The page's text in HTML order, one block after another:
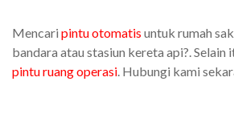
Mencari pintu otomatis untuk rumah
bandara atau stasiun kereta api?. Selain
pintu ruang operasi. Hubungi kami